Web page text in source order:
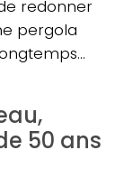
redonner
pergola
50 ans